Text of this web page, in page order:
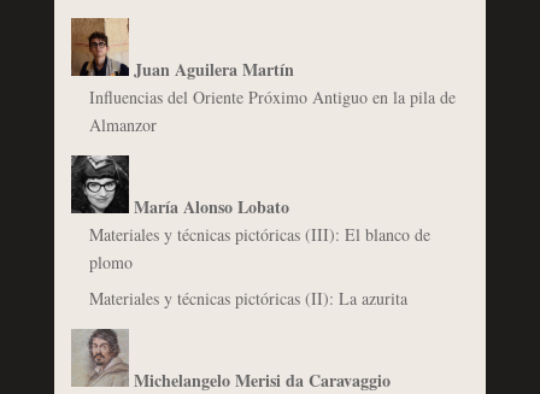
Juan Aguilera Martín
Influencias del Oriente Próximo Antiguo en la pila de
Almanzor
María Alonso Lobato
Materiales y técnicas pictóricas (III): El blanco de
plomo
Materiales y técnicas pictóricas (II): La azurita
Michelangelo Merisi da Caravaggio